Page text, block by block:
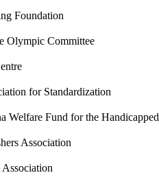
Foundation
Olympic Committee
for Standardization
Fund for the Handicapped
Association